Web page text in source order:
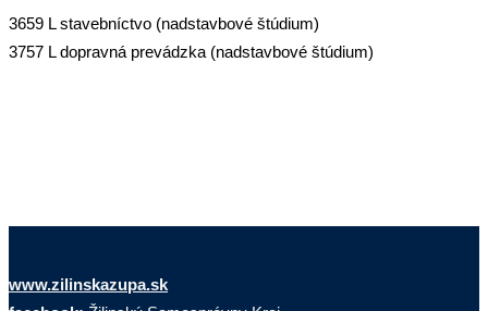
3659 L stavebníctvo (nadstavbové štúdium)
3757 L dopravná prevádzka (nadstavbové štúdium)
www.zilinskazupa.sk